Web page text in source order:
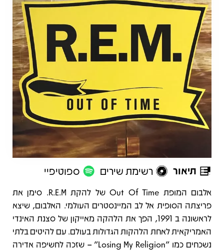
תיאור רשימת שירים ספוטיפיי
תיאור
אלבום המופת Out Of Time של להקת R.E.M. סימן את
פריצתה הסופית אל לב המיינסטרים העולמי. האלבום, שיצא
לראשונה ב 1991, הפך את הלהקה מאייקון של סצנת האינדי
האמריקאית לאחת הלהקות הגדולות בעולם. עם להיטים בלתי
נשכחים כמו "Losing My Religion" – שזכה לחשיפה אדירה